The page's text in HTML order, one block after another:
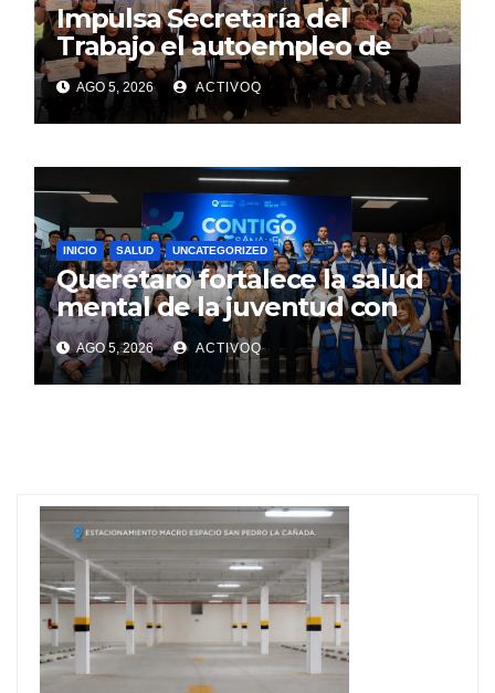
Impulsa Secretaría del
Trabajo el autoempleo de
mujeres en Huimilpan
AGO 5, 2026 ACTIVOQ
INICIO SALUD UNCATEGORIZED
Querétaro fortalece la salud
mental de la juventud con
alcance estatal e impacto
internacional
AGO 5, 2026 ACTIVOQ